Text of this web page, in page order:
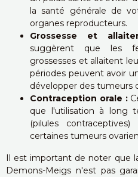
la santé générale de
organes reproducteurs.
Grossesse et
suggèrent que les
grossesses et allaitent
périodes peuvent avoir
développer des tumeurs
Contraception orale :
que l'utilisation à long
(pilules
certaines tumeurs
Il est important de noter que
Demons-Meigs n'est pas